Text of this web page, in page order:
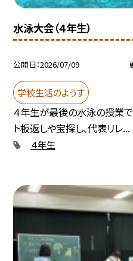
水泳大会（４年生）
公開日 2026/07/09
学校生活のようす
４年生が最後の水泳の授業
ト板返しや宝探し、代表リレ...
４年生